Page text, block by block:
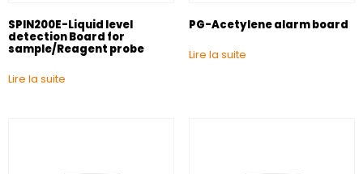
SPIN200E-Liquid level
detection Board for
sample/Reagent probe
Lire la suite
PG-Acetylene alarm board
Lire la suite